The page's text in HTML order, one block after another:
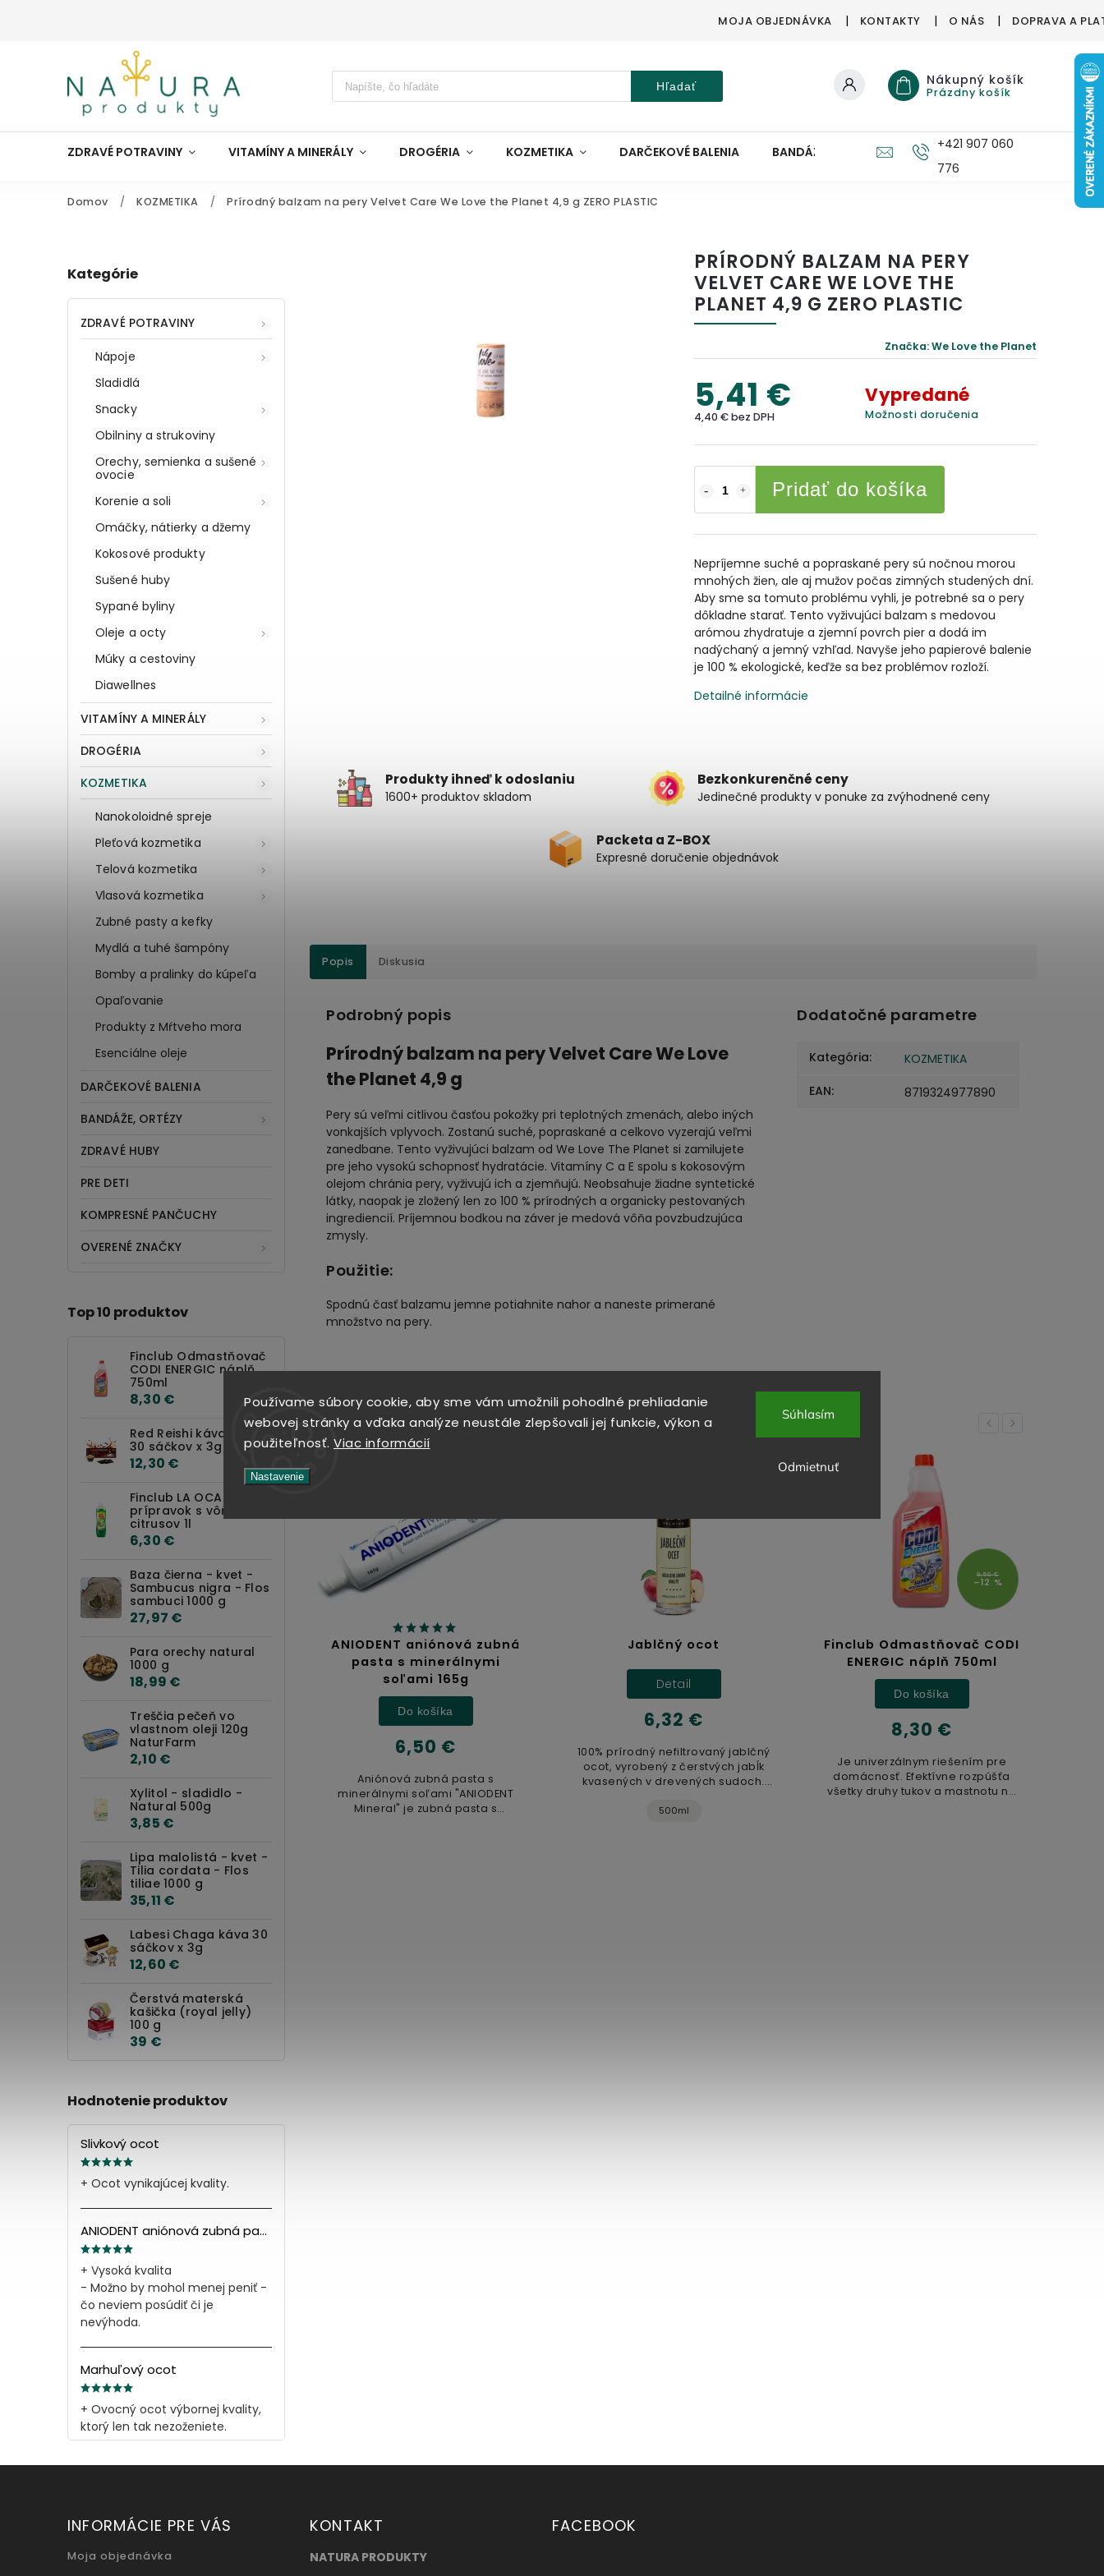
Používame súbory cookie, aby sme vám umožnili pohodlné prehliadanie
webovej stránky a vďaka analýze neustále zlepšovali jej funkcie, výkon a
použiteľnosť. Viac informácií
Nastavenie
Odmietnuť
Súhlasím
MOJA OBJEDNÁVKA KONTAKTY O NÁS DOPRAVA A
Hľadať Nákupný košík
Prázdny košík
ZDRAVÉ POTRAVINY VITAMÍNY A MINERÁLY DROGÉRIA KOZMETIKA DARČEKOVÉ BALENIA BANDÁŽE, ORTÉZY ZDRAVÉ HUBY
+421 907 060
776
Domov / KOZMETIKA / Prírodný balzam na pery Velvet Care We Love the Planet 4,9 g ZERO PLASTIC
Kategórie
ZDRAVÉ POTRAVINY
Nápoje
Sladidlá
Snacky
Obilniny a strukoviny
Orechy, semienka a sušené
ovocie
Korenie a soli
Omáčky, nátierky a džemy
Kokosové produkty
Sušené huby
Sypané byliny
Oleje a octy
Múky a cestoviny
Diawellnes
VITAMÍNY A MINERÁLY
DROGÉRIA
KOZMETIKA
Nanokoloidné spreje
Pleťová kozmetika
Telová kozmetika
Vlasová kozmetika
Zubné pasty a kefky
Mydlá a tuhé šampóny
Bomby a pralinky do kúpeľa
Opaľovanie
Produkty z Mŕtveho mora
Esenciálne oleje
DARČEKOVÉ BALENIA
BANDÁŽE, ORTÉZY
ZDRAVÉ HUBY
PRE DETI
KOMPRESNÉ PANČUCHY
OVERENÉ ZNAČKY
Top 10 produktov
Finclub Odmastňovač
CODI ENERGIC náplň
750ml
8,30 €
Red Reishi káva 90g
30 sáčkov x 3g
12,30 €
Finclub LA OCA Leštiaci
prípravok s vôňou
citrusov 1l
6,30 €
Baza čierna - kvet -
Sambucus nigra - Flos
sambuci 1000 g
27,97 €
Para orechy natural
1000 g
18,99 €
Treščia pečeň vo
vlastnom oleji 120g
NaturFarm
2,10 €
Xylitol - sladidlo -
Natural 500g
3,85 €
Lipa malolistá - kvet -
Tilia cordata - Flos
tiliae 1000 g
35,11 €
Labesi Chaga káva 30
sáčkov x 3g
12,60 €
Čerstvá materská
kašička (royal jelly)
100 g
39 €
Hodnotenie produktov
Slivkový ocot
+ Ocot vynikajúcej kvality.
ANIODENT aniónová zubná pasta s minerálnymi soľami 165g
+ Vysoká kvalita
- Možno by mohol menej peniť -
čo neviem posúdiť či je
nevýhoda.
Marhuľový ocot
+ Ovocný ocot výbornej kvality,
ktorý len tak nezoženiete.
PRÍRODNÝ BALZAM NA PERY
VELVET CARE WE LOVE THE
PLANET 4,9 G ZERO PLASTIC
Značka:We Love the Planet
5,41 €
4,40 € bez DPH
Vypredané
Možnosti doručenia
Pridať do košíka
Nepríjemne suché a popraskané pery sú nočnou morou
mnohých žien, ale aj mužov počas zimných studených dní.
Aby sme sa tomuto problému vyhli, je potrebné sa o pery
dôkladne starať. Tento vyživujúci balzam s medovou
arómou zhydratuje a zjemní povrch pier a dodá im
nadýchaný a jemný vzhľad. Navyše jeho papierové balenie
je 100 % ekologické, keďže sa bez problémov rozloží.
Detailné informácie
Produkty ihneď k odoslaniu
1600+ produktov skladom
Bezkonkurenčné ceny
Jedinečné produkty v ponuke za zvýhodnené ceny
Packeta a Z-BOX
Expresné doručenie objednávok
Popis Diskusia
Podrobný popis
Prírodný balzam na pery Velvet Care We Love
the Planet 4,9 g
Pery sú veľmi citlivou časťou pokožky pri teplotných zmenách, alebo iných
vonkajších vplyvoch. Zostanú suché, popraskané a celkovo vyzerajú veľmi
zanedbane. Tento vyživujúci balzam od We Love The Planet si zamilujete
pre jeho vysokú schopnosť hydratácie. Vitamíny C a E spolu s kokosovým
olejom chránia pery, vyživujú ich a zjemňujú. Neobsahuje žiadne syntetické
látky, naopak je zložený len zo 100 % prírodných a organicky pestovaných
ingrediencií. Príjemnou bodkou na záver je medová vôňa povzbudzujúca
zmysly.
Použitie:
Spodnú časť balzamu jemne potiahnite nahor a naneste primerané
množstvo na pery.
Dodatočné parametre
Kategória:
KOZMETIKA
EAN: 8719324977890
SÚVISIACI TOVAR
Previous
Bezgluténová NAŠA KAŠA
raňajková 350g
3,49 €
Bezlepková raňajková kaša s
ovocím je ideálna pre zdravé a
rýchle raňajky. Bez pridaných...
ANIODENT aniónová zubná
pasta s minerálnymi
soľami 165g
6,50 €
Do košíka
Aniónová zubná pasta s
minerálnymi soľami "ANIODENT
Mineral" je zubná pasta s
Jablčný ocot
6,32 €
Detail
100% prírodný nefiltrovaný jablčný
ocot, vyrobený z čerstvých jabĺk
kvasených v drevených sudoch.
500ml
9,50 €
–12 %
Finclub Odmastňovač CODI
ENERGIC náplň 750ml
8,30 €
Do košíka
Je univerzálnym riešením pre
domácnosť. Efektívne rozpúšťa
všetky druhy tukov a mastnotu na
Next
INFORMÁCIE PRE VÁS
Moja objednávka
KONTAKT
NATURA PRODUKTY
FACEBOOK